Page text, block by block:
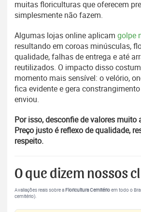
muitas floriculturas que oferecem
simplesmente não fazem.
Algumas lojas online aplicam golpe
resultando em coroas minúsculas,
qualidade, falhas de entrega e até
reutilizados. O impacto disso
momento mais sensível: o velório,
fica evidente e gera
enviou.
Por isso, desconfie de valores muito
Preço justo é reflexo de qualidade,
respeito.
O que dizem nossos
Avaliações reais sobre a Floricultura Cemitérioem todo o
cemitério).